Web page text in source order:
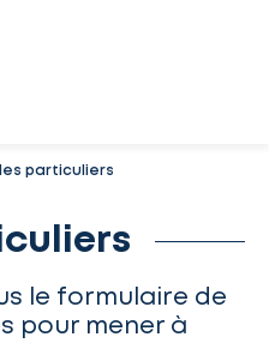
les particuliers
le formulaire de
pour mener à